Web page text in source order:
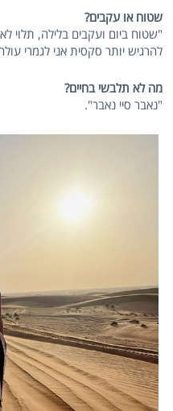
שטוח או עקבים?
"שטוח ביום ועקבים בלילה, תלוי
להרגיש יותר סקסית אני לגמרי
מה לא תלבשי בחיים?
"נאבר סיי נאבר".